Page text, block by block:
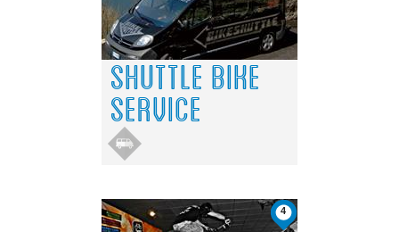
SHUTTLE BIKE
SERVICE
4